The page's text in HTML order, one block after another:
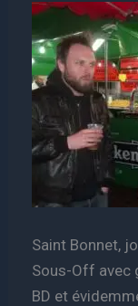
Saint Bonnet,
Sous-Off avec
BD et